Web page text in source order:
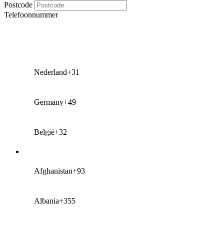
Postcode
Telefoonnummer
Nederland+31
Germany+49
België+32
Afghanistan+93
Albania+355